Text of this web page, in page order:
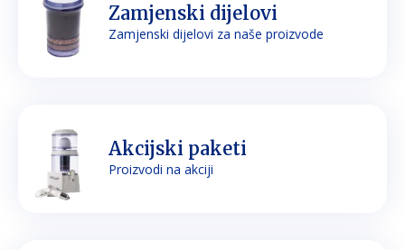
Zamjenski dijelovi
Zamjenski dijelovi za naše proizvode
Akcijski paketi
Proizvodi na akciji